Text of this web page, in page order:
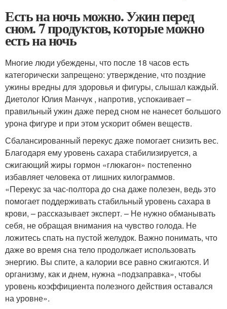
Есть на ночь можно. Ужин перед
сном. 7 продуктов, которые можно
есть на ночь
Многие люди убеждены, что после 18 часов есть
категорически запрещено: утверждение, что поздние
ужины вредны для здоровья и фигуры, слышал каждый.
Диетолог Юлия Манчук , напротив, успокаивает –
правильный ужин даже перед сном не нанесет большого
урона фигуре и при этом ускорит обмен веществ.
Сбалансированный перекус даже помогает снизить вес.
Благодаря ему уровень сахара стабилизируется, а
сжигающий жиры гормон «глюкагон» постепенно
избавляет человека от лишних килограммов.
«Перекус за час-полтора до сна даже полезен, ведь это
помогает поддерживать стабильный уровень сахара в
крови, – рассказывает эксперт. – Не нужно обманывать
себя, не обращая внимания на чувство голода. Не
ложитесь спать на пустой желудок. Важно понимать, что
даже во время сна тело продолжает использовать
энергию. Вы спите, а калории все равно сжигаются. И
организму, как и днем, нужна «подзаправка», чтобы
уровень коэффициента полезного действия оставался
на уровне».